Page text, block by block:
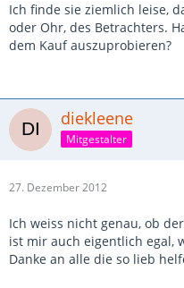
Ich finde sie ziemlich leise,
oder Ohr, des Betrachters.
dem Kauf auszuprobieren?
diekleene
Mitgestalter
27. Dezember 2012
Ich weiss nicht genau, ob
ist mir auch eigentlich egal,
Danke an alle die so lieb